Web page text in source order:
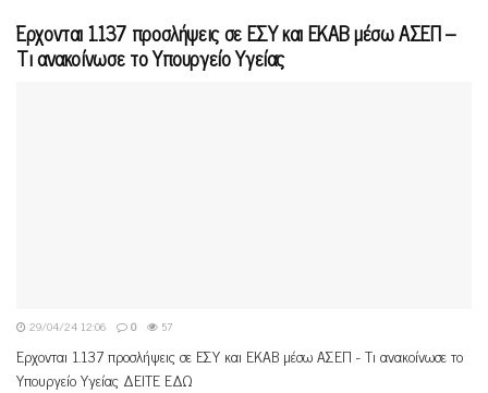
Έρχονται 1.137 προσλήψεις σε ΕΣΥ και ΕΚΑΒ μέσω ΑΣΕΠ –
Τι ανακοίνωσε το Υπουργείο Υγείας
29/04/24 12:06 0 57
Έρχονται 1.137 προσλήψεις σε ΕΣΥ και ΕΚΑΒ μέσω ΑΣΕΠ - Τι ανακοίνωσε το
Υπουργείο Υγείας ΔΕΙΤΕ ΕΔΩ